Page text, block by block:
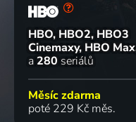
HBO, HBO2, HBO3
Cinemaxy, HBO Max
a 280 seriálů
Měsíc zdarma
poté 229 Kč měs.